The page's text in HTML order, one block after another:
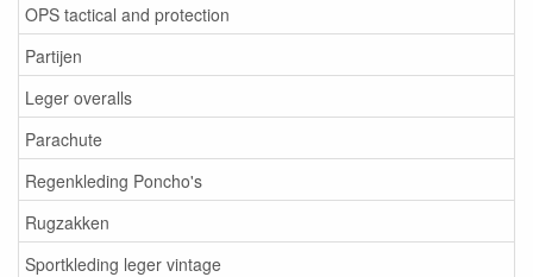
OPS tactical and protection
Partijen
Leger overalls
Parachute
Regenkleding Poncho's
Rugzakken
Sportkleding leger vintage